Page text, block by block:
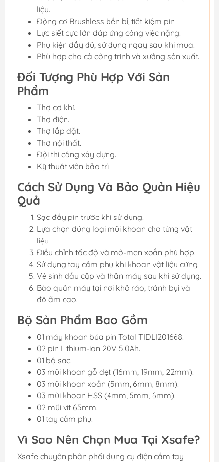
liệu.
Động cơ Brushless bền bỉ, tiết kiệm pin.
Lực siết cực lớn đáp ứng công việc nặng.
Phụ kiện đầy đủ, sử dụng ngay sau khi mua.
Phù hợp cho cả công trình và xưởng sản xuất.
Đối Tượng Phù Hợp Với Sản
Phẩm
Thợ cơ khí.
Thợ điện.
Thợ lắp đặt.
Thợ nội thất.
Đội thi công xây dựng.
Kỹ thuật viên bảo trì.
Cách Sử Dụng Và Bảo Quản Hiệu
Quả
Sạc đầy pin trước khi sử dụng.
Lựa chọn đúng loại mũi khoan cho từng vật
liệu.
Điều chỉnh tốc độ và mô-men xoắn phù hợp.
Sử dụng tay cầm phụ khi khoan vật liệu cứng.
Vệ sinh đầu cặp và thân máy sau khi sử dụng.
Bảo quản máy tại nơi khô ráo, tránh bụi và
độ ẩm cao.
Bộ Sản Phẩm Bao Gồm
01 máy khoan búa pin Total TIDLI201668.
02 pin Lithium-ion 20V 5.0Ah.
01 bộ sạc.
03 mũi khoan gỗ dẹt (16mm, 19mm, 22mm).
03 mũi khoan xoắn (5mm, 6mm, 8mm).
03 mũi khoan HSS (4mm, 5mm, 6mm).
02 mũi vít 65mm.
01 tay cầm phụ.
Vì Sao Nên Chọn Mua Tại Xsafe?
Xsafe chuyên phân phối dụng cụ điện cầm tay